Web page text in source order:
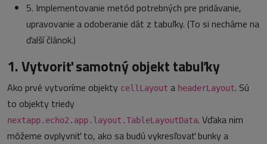
5. Implementovanie metód potrebných pre pridávanie,
upravovanie a odoberanie dát z tabuľky. (To si necháme na
ďalší článok.)
1. Vytvoriť samotný objekt tabuľky
Ako prvé vytvoríme objekty cellLayout a headerLayout. Sú
to objekty triedy
nextapp.echo2.app.layout.TableLayoutData. Vďaka nim
môžeme ovplyvniť to, ako sa budú vykresľovať bunky a